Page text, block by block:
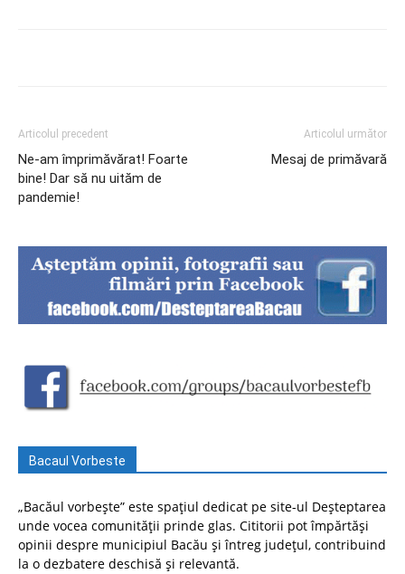
Articolul precedent
Ne-am împrimăvărat! Foarte
bine! Dar să nu uităm de
pandemie!
Articolul următor
Mesaj de primăvară
Bacaul Vorbeste
„Bacăul vorbește” este spațiul dedicat pe site-ul Deșteptarea
unde vocea comunității prinde glas. Cititorii pot împărtăși
opinii despre municipiul Bacău și întreg județul, contribuind
la o dezbatere deschisă și relevantă.